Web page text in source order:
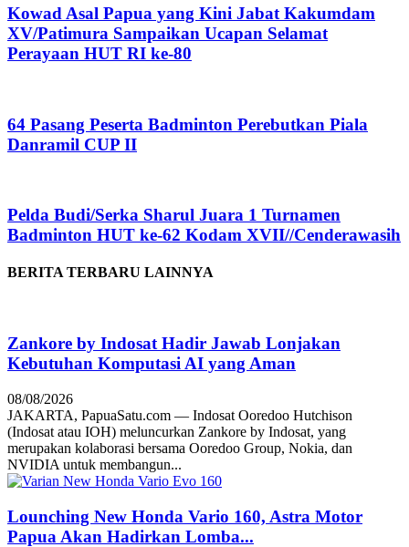
Kowad Asal Papua yang Kini Jabat Kakumdam
XV/Patimura Sampaikan Ucapan Selamat
Perayaan HUT RI ke-80
64 Pasang Peserta Badminton Perebutkan Piala
Danramil CUP II
Pelda Budi/Serka Sharul Juara 1 Turnamen
Badminton HUT ke-62 Kodam XVII//Cenderawasih
BERITA TERBARU LAINNYA
Zankore by Indosat Hadir Jawab Lonjakan
Kebutuhan Komputasi AI yang Aman
08/08/2026
JAKARTA, PapuaSatu.com — Indosat Ooredoo Hutchison
(Indosat atau IOH) meluncurkan Zankore by Indosat, yang
merupakan kolaborasi bersama Ooredoo Group, Nokia, dan
NVIDIA untuk membangun...
Lounching New Honda Vario 160, Astra Motor
Papua Akan Hadirkan Lomba...